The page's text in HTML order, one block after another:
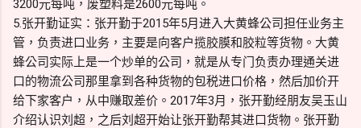
3200元每吨，废塑料是2600元每吨。
5.张开勤证实：张开勤于2015年5月进入大黄蜂公司担任业务主
管，负责进口业务，主要是向客户揽胶膜和胶粒等货物。大黄
蜂公司实际上是一个炒单的公司，就是从专门负责办理通关进
口的物流公司那里拿到各种货物的包税进口价格，然后加价开
给下家客户，从中赚取差价。2017年3月，张开勤经朋友吴玉山
介绍认识刘超，之后刘超开始让张开勤帮其进口货物。张开勤